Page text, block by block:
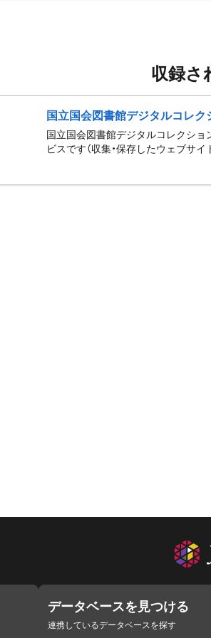
収録さ
国立国会図書館デジタルコレク
国立国会図書館デジタルコレクショ
ビスです（収集・保存したウェブサイ
データベースを見つける
連携しているデータベースを探す